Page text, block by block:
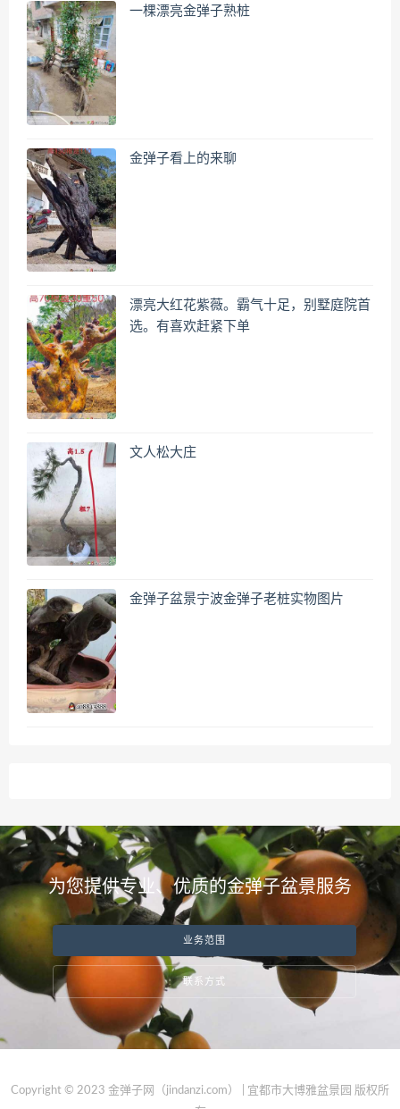
一棵漂亮金弹子熟桩
金弹子看上的来聊
漂亮大红花紫薇。霸气十足，别墅庭院首
选。有喜欢赶紧下单
文人松大庄
金弹子盆景宁波金弹子老桩实物图片
为您提供专业、优质的金弹子盆景服务
业务范围
联系方式
Copyright © 2023 金弹子网（jindanzi.com） | 宜都市大博雅盆景园 版权所